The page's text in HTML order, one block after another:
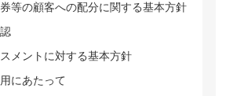
等の顧客への配分に関する基本方針
メントに対する基本方針
にあたって